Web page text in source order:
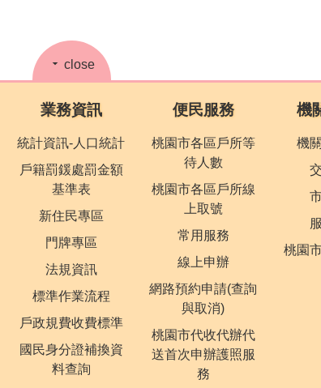
close
業務資訊
統計資訊-人口統計
戶籍罰鍰處罰金額
基準表
新住民專區
門牌專區
法規資訊
標準作業流程
戶政規費收費標準
國民身分證補換資
料查詢
便民服務
桃園市各區戶所等
待人數
桃園市各區戶所線
上取號
常用服務
線上申辦
網路預約申請(查詢
與取消)
桃園市代收代辦代
送首次申辦護照服
務
機
機
桃園